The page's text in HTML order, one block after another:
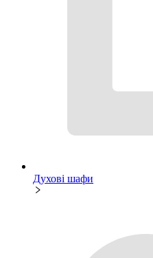
Духові шафи